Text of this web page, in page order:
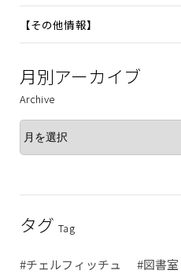
【その他情報】
月別アーカイブ
Archive
タグTag
#チェルフィッチュ #図書室